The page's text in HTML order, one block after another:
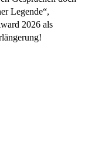
Legende“,
2026 als